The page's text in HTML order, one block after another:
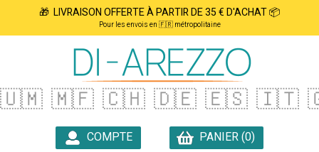
🎁 LIVRAISON OFFERTE À PARTIR DE 35 € D'ACHAT 📦
Pour les envois en 🇫🇷 métropolitaine
🇺🇲 🇲🇫 🇨🇭 🇩🇪 🇪🇸 🇮🇹
COMPTE
PANIER (0)